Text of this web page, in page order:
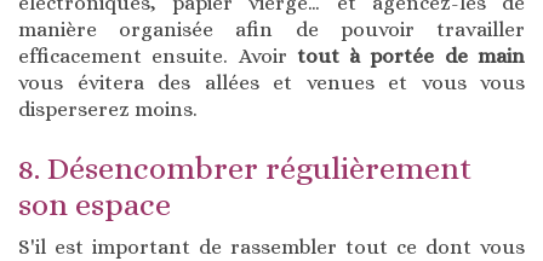
manière organisée afin de pouvoir travailler
efficacement ensuite. Avoir tout à portée de main
vous évitera des allées et venues et vous vous
disperserez moins.
8. Désencombrer régulièrement
son espace
S'il est important de rassembler tout ce dont vous